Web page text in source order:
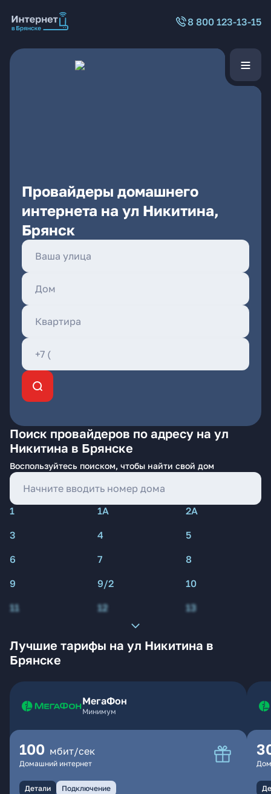
8 800 123-13-15
Провайдеры домашнего
интернета на ул Никитина,
Брянск
Поиск провайдеров по адресу на ул
Никитина в Брянске
Воспользуйтесь поиском, чтобы найти свой дом
1 1А
2А
3
4
5
6
7
8
9
9/2
10
11
12 13
Лучшие тарифы на ул Никитина в
Брянске
МегаФон
Минимум
100 мбит/сек
Домашний интернет
Детали Подключение